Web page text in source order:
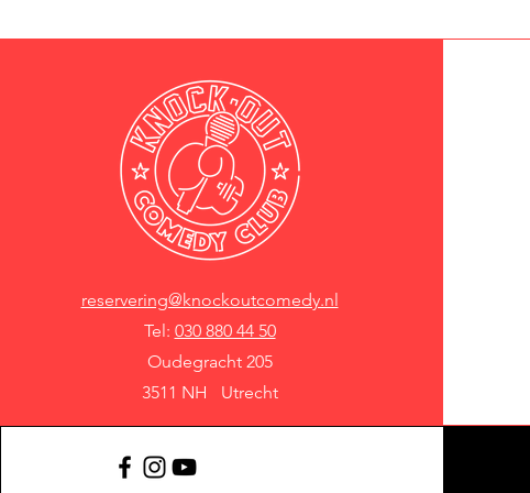
reservering@knockoutcomedy.nl
Tel: 030 880 44 50
Oudegracht 205
3511 NH Utrecht